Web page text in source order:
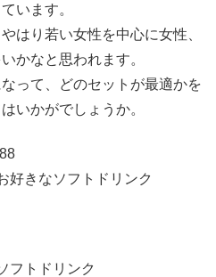
います。
はり若い女性を中心に女性、
かなと思われます。
って、どのセットが最適かを
いかがでしょうか。
好きなソフトドリンク
フトドリンク